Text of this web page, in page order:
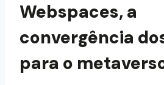
Webspaces, a
convergência
para o